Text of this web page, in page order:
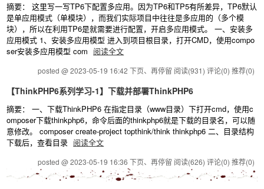
摘要： 这里写一写TP6下配置多应用。因为TP6和TP5有所差异，TP6默认
是单应用模式（单模块），而我们实际项目中往往是多应用的（多个模
块），所以在利用TP6是就需要进行配置，开启多应用模式。 一、安装多
应用模式 1、安装多应用模型 进入到项目根目录，打开CMD，使用compo
ser安装多应用模型 com 阅读全文
posted @ 2023-05-19 16:42 下页、再停留 阅读(931) 评论(0) 推荐(0)
【ThinkPHP6系列学习-1】下载并部署ThinkPHP6
摘要： 一、下载ThinkPHP6 在指定目录（www目录）下打开cmd，使用c
omposer下载thinkphp6，命令后面的thinkphp6就是下载的目录名，可以随
意修改。 composer create-project topthink/think thinkphp6 二、目录结构
下载后，查看目录 阅读全文
posted @ 2023-05-19 16:36 下页、再停留 阅读(626) 评论(0) 推荐(0)